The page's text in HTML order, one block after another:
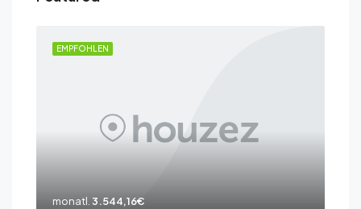
EMPFOHLEN
monatl. 3.544,16€